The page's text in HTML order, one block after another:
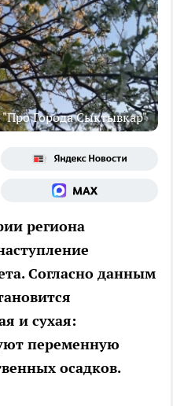
Города Сыктывкар"
региона
Согласно данным
и сухая:
переменную
осадков.